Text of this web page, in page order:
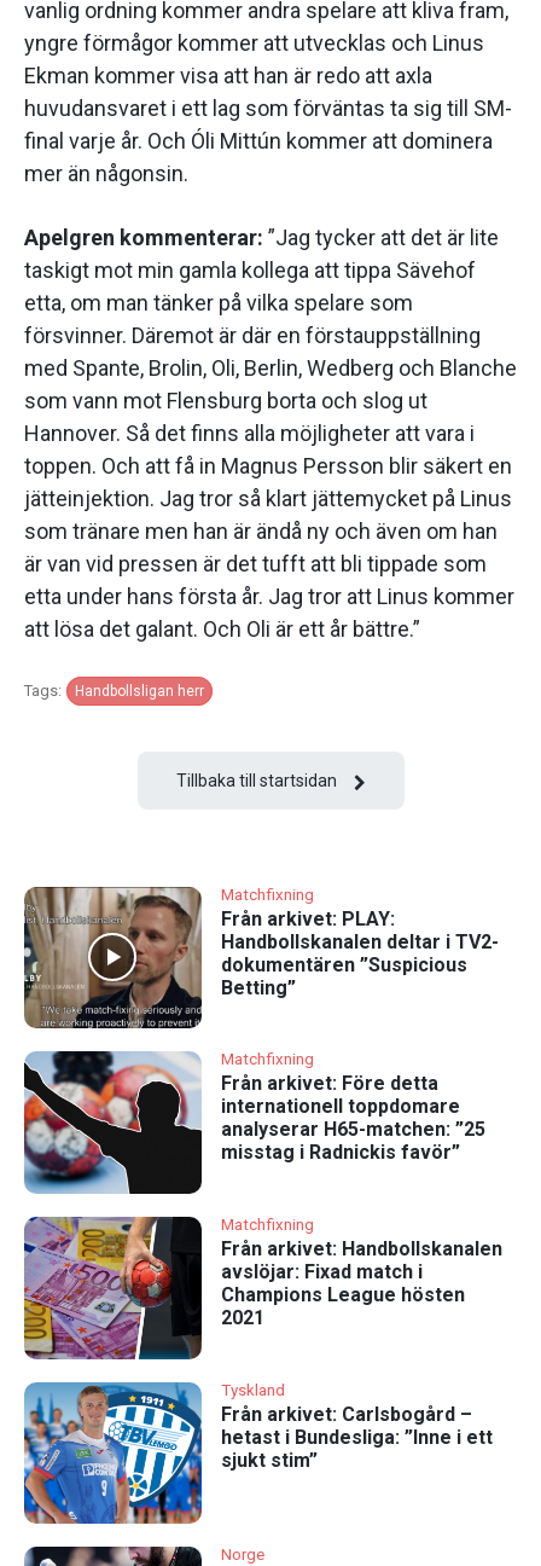
vanlig ordning kommer andra spelare att kliva fram,
yngre förmågor kommer att utvecklas och Linus
Ekman kommer visa att han är redo att axla
huvudansvaret i ett lag som förväntas ta sig till SM-
final varje år. Och Óli Mittún kommer att dominera
mer än någonsin.
Apelgren kommenterar: ”Jag tycker att det är lite
taskigt mot min gamla kollega att tippa Sävehof
etta, om man tänker på vilka spelare som
försvinner. Däremot är där en förstauppställning
med Spante, Brolin, Oli, Berlin, Wedberg och Blanche
som vann mot Flensburg borta och slog ut
Hannover. Så det finns alla möjligheter att vara i
toppen. Och att få in Magnus Persson blir säkert en
jätteinjektion. Jag tror så klart jättemycket på Linus
som tränare men han är ändå ny och även om han
är van vid pressen är det tufft att bli tippade som
etta under hans första år. Jag tror att Linus kommer
att lösa det galant. Och Oli är ett år bättre.”
Tags: Handbollsligan herr
Tillbaka till startsidan
Matchfixning
Från arkivet: PLAY:
Handbollskanalen deltar i TV2-
dokumentären ”Suspicious
Betting”
Matchfixning
Från arkivet: Före detta
internationell toppdomare
analyserar H65-matchen: ”25
misstag i Radnickis favör”
Matchfixning
Från arkivet: Handbollskanalen
avslöjar: Fixad match i
Champions League hösten
2021
Tyskland
Från arkivet: Carlsbogård –
hetast i Bundesliga: ”Inne i ett
sjukt stim”
Norge